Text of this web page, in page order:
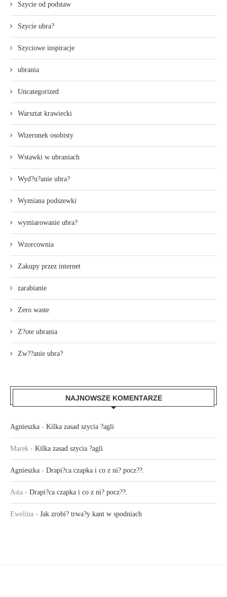
Szycie od podstaw
Szycie ubra?
Szyciowe inspiracje
ubrania
Uncategorized
Warsztat krawiecki
Wizerunek osobisty
Wstawki w ubraniach
Wyd?u?anie ubra?
Wymiana podszewki
wymiarowanie ubra?
Wzorcownia
Zakupy przez internet
zarabianie
Zero waste
Z?ote ubrania
Zw??anie ubra?
NAJNOWSZE KOMENTARZE
Agnieszka - Kilka zasad szycia ?agli
Marek - Kilka zasad szycia ?agli
Agnieszka - Drapi?ca czapka i co z ni? pocz??.
Asia - Drapi?ca czapka i co z ni? pocz??.
Ewelina - Jak zrobi? trwa?y kant w spodniach